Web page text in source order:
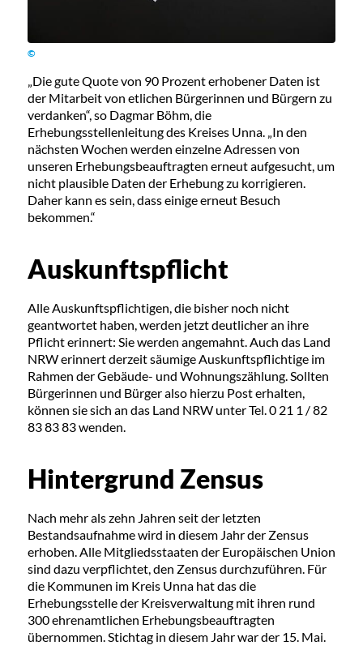
©
„Die gute Quote von 90 Prozent erhobener Daten ist
der Mitarbeit von etlichen Bürgerinnen und Bürgern zu
verdanken“, so Dagmar Böhm, die
Erhebungsstellenleitung des Kreises Unna. „In den
nächsten Wochen werden einzelne Adressen von
unseren Erhebungsbeauftragten erneut aufgesucht, um
nicht plausible Daten der Erhebung zu korrigieren.
Daher kann es sein, dass einige erneut Besuch
bekommen.“
Auskunftspflicht
Alle Auskunftspflichtigen, die bisher noch nicht
geantwortet haben, werden jetzt deutlicher an ihre
Pflicht erinnert: Sie werden angemahnt. Auch das Land
NRW erinnert derzeit säumige Auskunftspflichtige im
Rahmen der Gebäude- und Wohnungszählung. Sollten
Bürgerinnen und Bürger also hierzu Post erhalten,
können sie sich an das Land NRW unter Tel. 0 21 1 / 82
83 83 83 wenden.
Hintergrund Zensus
Nach mehr als zehn Jahren seit der letzten
Bestandsaufnahme wird in diesem Jahr der Zensus
erhoben. Alle Mitgliedsstaaten der Europäischen Union
sind dazu verpflichtet, den Zensus durchzuführen. Für
die Kommunen im Kreis Unna hat das die
Erhebungsstelle der Kreisverwaltung mit ihren rund
300 ehrenamtlichen Erhebungsbeauftragten
übernommen. Stichtag in diesem Jahr war der 15. Mai.